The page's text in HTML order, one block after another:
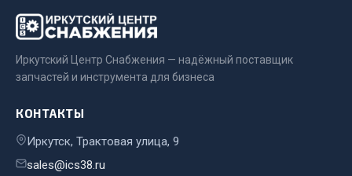
Весь раздел
РТИ
Кольца уплотнительные
Лента конвейерная
Иркутский Центр Снабжения — надёжный поставщик
запчастей и инструмента для бизнеса
КОНТАКТЫ
Иркутск, Трактовая улица, 9
sales@ics38.ru